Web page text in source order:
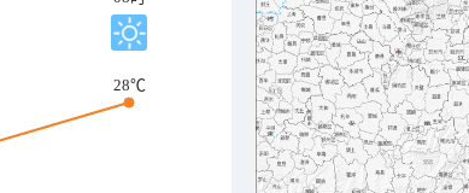
28℃